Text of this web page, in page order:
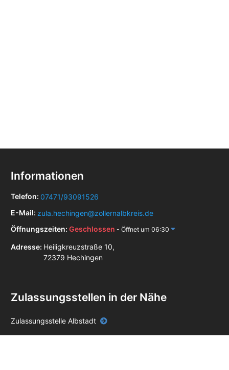
Informationen
Telefon: 07471/93091526
E-Mail: zula.hechingen@zollernalbkreis.de
Öffnungszeiten: Geschlossen - Öffnet um 06:30
Adresse: Heiligkreuzstraße 10,
72379 Hechingen
Zulassungsstellen in der Nähe
Zulassungsstelle Albstadt